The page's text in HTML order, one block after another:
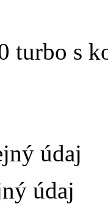
turbo s
údaj
údaj